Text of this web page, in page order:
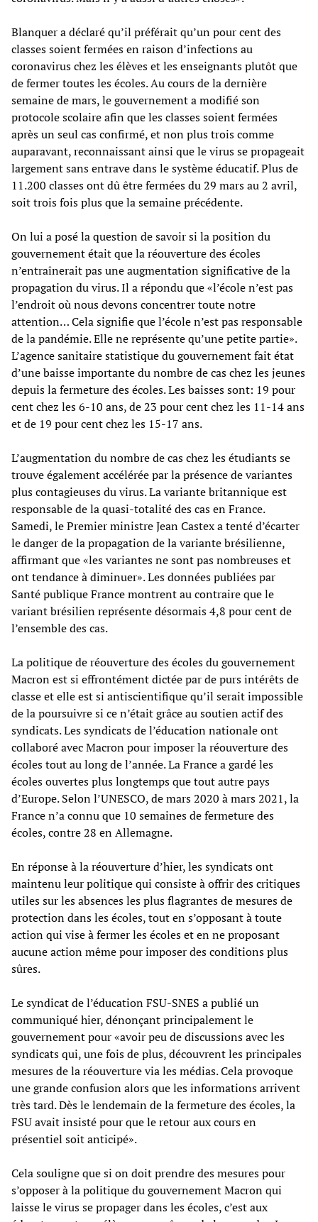
Blanquer a déclaré qu’il préférait qu’un pour cent des
classes soient fermées en raison d’infections au
coronavirus chez les élèves et les enseignants plutôt que
de fermer toutes les écoles. Au cours de la dernière
semaine de mars, le gouvernement a modifié son
protocole scolaire afin que les classes soient fermées
après un seul cas confirmé, et non plus trois comme
auparavant, reconnaissant ainsi que le virus se propageait
largement sans entrave dans le système éducatif. Plus de
11.200 classes ont dû être fermées du 29 mars au 2 avril,
soit trois fois plus que la semaine précédente.
On lui a posé la question de savoir si la position du
gouvernement était que la réouverture des écoles
n’entraînerait pas une augmentation significative de la
propagation du virus. Il a répondu que «l’école n’est pas
l’endroit où nous devons concentrer toute notre
attention… Cela signifie que l’école n’est pas responsable
de la pandémie. Elle ne représente qu’une petite partie».
L’agence sanitaire statistique du gouvernement fait état
d’une baisse importante du nombre de cas chez les jeunes
depuis la fermeture des écoles. Les baisses sont: 19 pour
cent chez les 6-10 ans, de 23 pour cent chez les 11-14 ans
et de 19 pour cent chez les 15-17 ans.
L’augmentation du nombre de cas chez les étudiants se
trouve également accélérée par la présence de variantes
plus contagieuses du virus. La variante britannique est
responsable de la quasi-totalité des cas en France.
Samedi, le Premier ministre Jean Castex a tenté d’écarter
le danger de la propagation de la variante brésilienne,
affirmant que «les variantes ne sont pas nombreuses et
ont tendance à diminuer». Les données publiées par
Santé publique France montrent au contraire que le
variant brésilien représente désormais 4,8 pour cent de
l’ensemble des cas.
La politique de réouverture des écoles du gouvernement
Macron est si effrontément dictée par de purs intérêts de
classe et elle est si antiscientifique qu’il serait impossible
de la poursuivre si ce n’était grâce au soutien actif des
syndicats. Les syndicats de l’éducation nationale ont
collaboré avec Macron pour imposer la réouverture des
écoles tout au long de l’année. La France a gardé les
écoles ouvertes plus longtemps que tout autre pays
d’Europe. Selon l’UNESCO, de mars 2020 à mars 2021, la
France n’a connu que 10 semaines de fermeture des
écoles, contre 28 en Allemagne.
En réponse à la réouverture d’hier, les syndicats ont
maintenu leur politique qui consiste à offrir des critiques
utiles sur les absences les plus flagrantes de mesures de
protection dans les écoles, tout en s’opposant à toute
action qui vise à fermer les écoles et en ne proposant
aucune action même pour imposer des conditions plus
sûres.
Le syndicat de l’éducation FSU-SNES a publié un
communiqué hier, dénonçant principalement le
gouvernement pour «avoir peu de discussions avec les
syndicats qui, une fois de plus, découvrent les principales
mesures de la réouverture via les médias. Cela provoque
une grande confusion alors que les informations arrivent
très tard. Dès le lendemain de la fermeture des écoles, la
FSU avait insisté pour que le retour aux cours en
présentiel soit anticipé».
Cela souligne que si on doit prendre des mesures pour
s’opposer à la politique du gouvernement Macron qui
laisse le virus se propager dans les écoles, c’est aux